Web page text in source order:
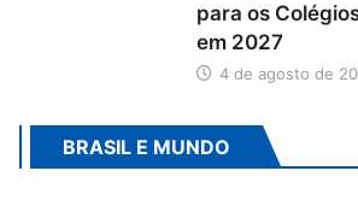
para os
em 2027
4 de agosto de
BRASIL E MUNDO